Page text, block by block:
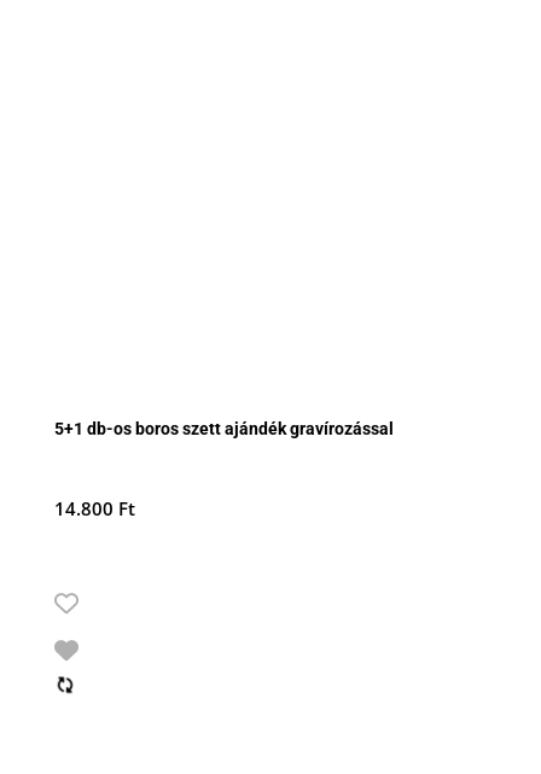
5+1 db-os boros szett ajándék gravírozással
14.800 Ft